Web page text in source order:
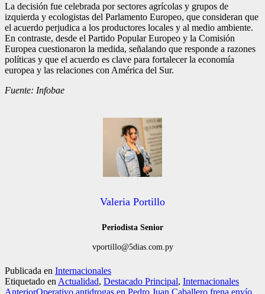
La decisión fue celebrada por sectores agrícolas y grupos de
izquierda y ecologistas del Parlamento Europeo, que consideran que
el acuerdo perjudica a los productores locales y al medio ambiente.
En contraste, desde el Partido Popular Europeo y la Comisión
Europea cuestionaron la medida, señalando que responde a razones
políticas y que el acuerdo es clave para fortalecer la economía
europea y las relaciones con América del Sur.
Fuente: Infobae
Valeria Portillo
Periodista Senior
vportillo@5dias.com.py
Publicada en Internacionales
Etiquetado en Actualidad, Destacado Principal, Internacionales
AnteriorOperativo antidrogas en Pedro Juan Caballero frena envío